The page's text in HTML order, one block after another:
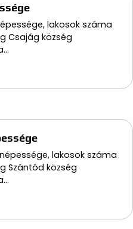
lakosok száma
Csajág község
lakosok száma
Szántód község